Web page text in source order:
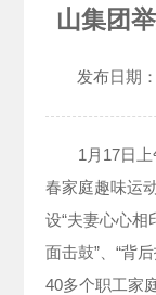
山集团
发布日期：
1月17日上
春家庭趣味运
设“夫妻心心相
面击鼓”、“背
40多个职工家